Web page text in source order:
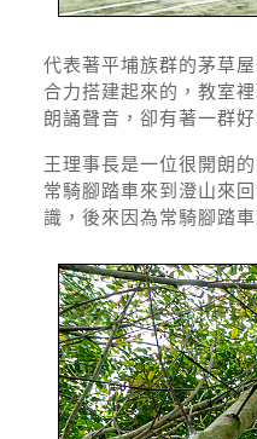
代表著平埔族群的茅草
合力搭建起來的，教室
朗誦聲音，卻有著一群
王理事長是一位很開朗
常騎腳踏車來到澄山來
識，後來因為常騎腳踏